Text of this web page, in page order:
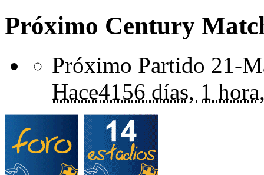
Próximo Century
Próximo Partido 21-
Hace4156 días, 1